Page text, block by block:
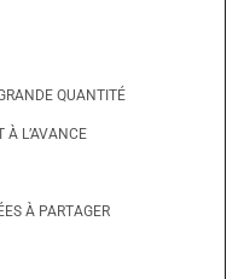
QUANTITÉ
À L’AVANCE
À PARTAGER